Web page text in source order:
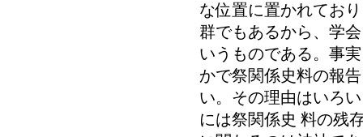
な位置に置かれてお
群でもあるから、学
いうものである。事
かで祭関係史料の報
い。その理由はいろ
には祭関係史 料の残